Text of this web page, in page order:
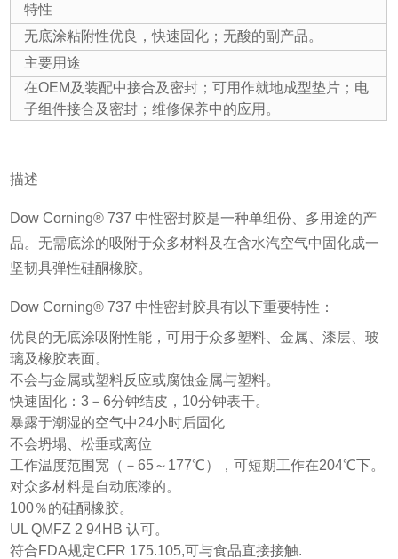
特性
无底涂粘附性优良，快速固化；无酸的副产品。
主要用途
在OEM及装配中接合及密封；可用作就地成型垫片；电
子组件接合及密封；维修保养中的应用。
描述
Dow Corning® 737 中性密封胶是一种单组份、多用途的产
品。无需底涂的吸附于众多材料及在含水汽空气中固化成一
坚韧具弹性硅酮橡胶。
Dow Corning® 737 中性密封胶具有以下重要特性：
优良的无底涂吸附性能，可用于众多塑料、金属、漆层、玻
璃及橡胶表面。
不会与金属或塑料反应或腐蚀金属与塑料。
快速固化：3－6分钟结皮，10分钟表干。
暴露于潮湿的空气中24小时后固化
不会坍塌、松垂或离位
工作温度范围宽（－65～177℃），可短期工作在204℃下。
对众多材料是自动底漆的。
100％的硅酮橡胶。
UL QMFZ 2 94HB 认可。
符合FDA规定CFR 175.105,可与食品直接接触.